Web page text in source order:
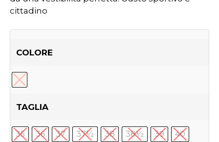
cittadino
COLORE
TAGLIA
35 36 37 37½ 38 38½ 39
40